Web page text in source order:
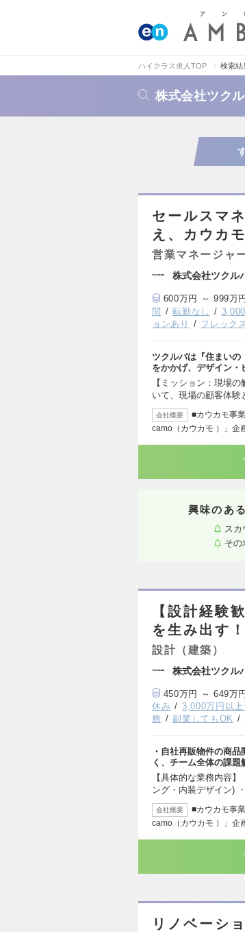
ハイクラス求人TOP 検索結
株式会社ツク
セールスマ
え、カウカ
営業マネージャ
株式会社ツクル
600万円 ～ 999万円
問
転勤なし
ョンあり
フレック
ツクルバは『住まいの
をかかげ、デザイン
【ミッション：現場
いて、現場の顧客体験
会社概要
■カウカモ事
camo（カウカモ ）」
興味のあ
ス
その
【設計経験
を生み出す
設計（建築）
株式会社ツクル
450万円 ～ 649万
休み
3,000万円以
務
副業してもOK
・自社再販物件の商
く、チーム全体の課
【具体的な業務内容
ング・内装デザイン)
会社概要
■カウカモ事
camo（カウカモ ）」
リノベーシ